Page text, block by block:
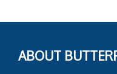
ABOUT